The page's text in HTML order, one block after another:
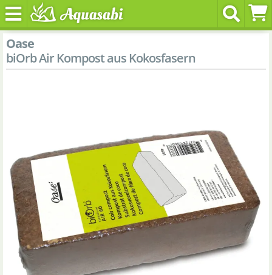
Oase
biOrb Air Kompost aus Kokosfasern